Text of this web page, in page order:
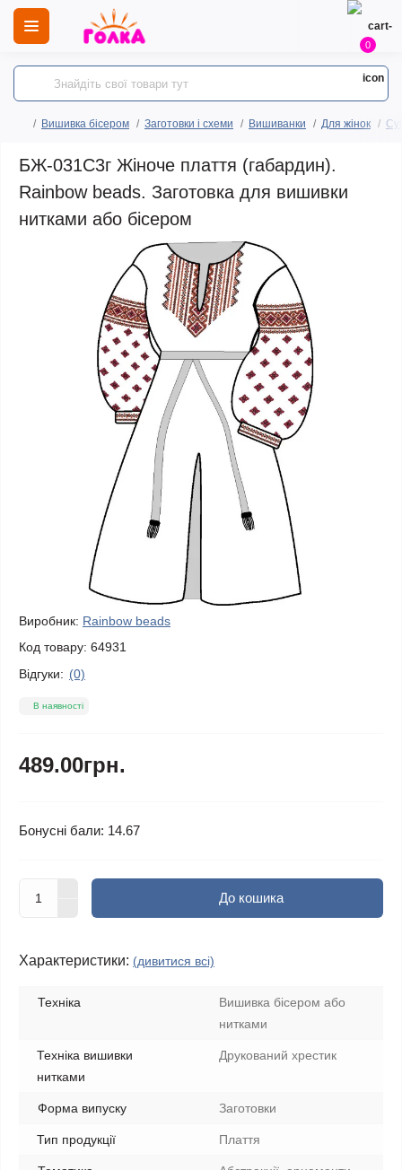
0
Вишивка бісером Заготовки і схеми Вишиванки Для жінок
БЖ-031С3г Жіноче плаття (габардин).
Rainbow beads. Заготовка для вишивки
нитками або бісером
Виробник: Rainbow beads
Код товару: 64931
Відгуки: (0)
В наявності
489.00грн.
Бонусні бали: 14.67
До кошика
Характеристики: (дивитися всі)
Техніка
Вишивка бісером або
нитками
Техніка вишивки
нитками
Друкований хрестик
Форма випуску Заготовки
Тип продукції Плаття